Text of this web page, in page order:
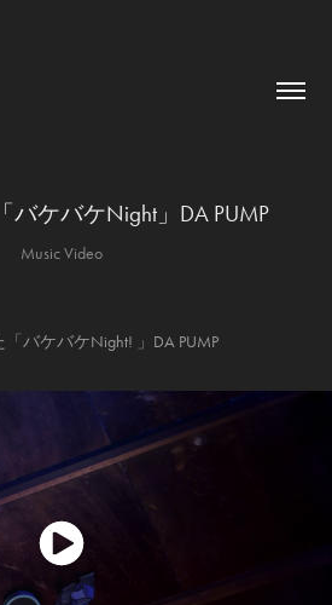
ケバケNight」DA PUMP
Music Video
バケバケNight! 」DA PUMP